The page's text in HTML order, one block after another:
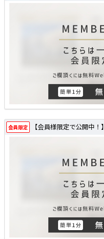
会員限定 【会員様限定で公開中！】